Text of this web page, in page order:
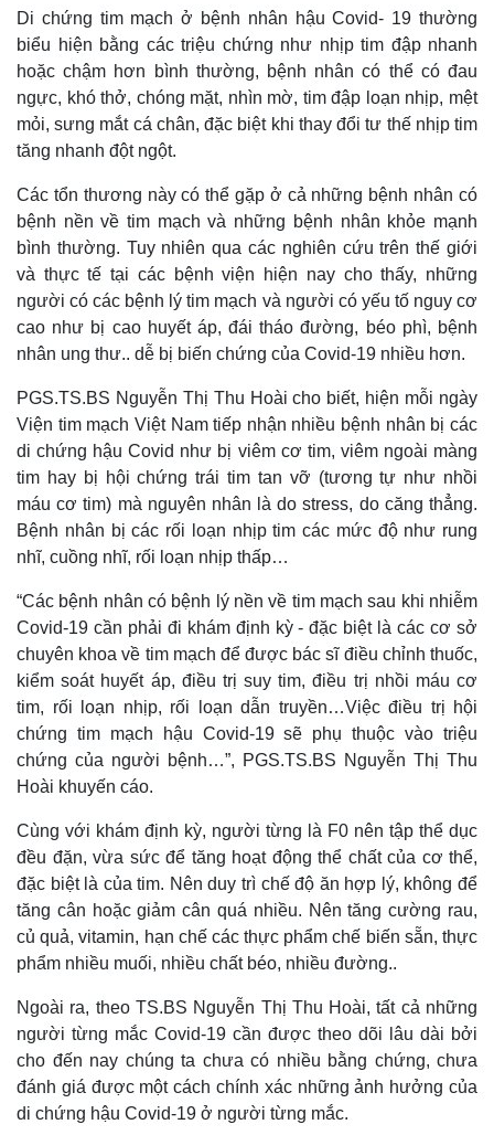
Kinh tế
Bất động sản
Thị trường
Giá vàng
Tỷ giá
Chứng khoán
Giá cà phê
Di chứng tim mạch ở bệnh nhân hậu Covid- 19 thường
biểu hiện bằng các triệu chứng như nhịp tim đập nhanh
hoặc chậm hơn bình thường, bệnh nhân có thể có đau
ngực, khó thở, chóng mặt, nhìn mờ, tim đập loạn nhịp, mệt
mỏi, sưng mắt cá chân, đặc biệt khi thay đổi tư thế nhịp tim
tăng nhanh đột ngột.
Các tổn thương này có thể gặp ở cả những bệnh nhân có
bệnh nền về tim mạch và những bệnh nhân khỏe mạnh
bình thường. Tuy nhiên qua các nghiên cứu trên thế giới
và thực tế tại các bệnh viện hiện nay cho thấy, những
người có các bệnh lý tim mạch và người có yếu tố nguy cơ
cao như bị cao huyết áp, đái tháo đường, béo phì, bệnh
nhân ung thư.. dễ bị biến chứng của Covid-19 nhiều hơn.
PGS.TS.BS Nguyễn Thị Thu Hoài cho biết, hiện mỗi ngày
Viện tim mạch Việt Nam tiếp nhận nhiều bệnh nhân bị các
di chứng hậu Covid như bị viêm cơ tim, viêm ngoài màng
tim hay bị hội chứng trái tim tan vỡ (tương tự như nhồi
máu cơ tim) mà nguyên nhân là do stress, do căng thẳng.
Bệnh nhân bị các rối loạn nhịp tim các mức độ như rung
nhĩ, cuồng nhĩ, rối loạn nhịp thấp…
“Các bệnh nhân có bệnh lý nền về tim mạch sau khi nhiễm
Covid-19 cần phải đi khám định kỳ - đặc biệt là các cơ sở
chuyên khoa về tim mạch để được bác sĩ điều chỉnh thuốc,
kiểm soát huyết áp, điều trị suy tim, điều trị nhồi máu cơ
tim, rối loạn nhịp, rối loạn dẫn truyền…Việc điều trị hội
chứng tim mạch hậu Covid-19 sẽ phụ thuộc vào triệu
chứng của người bệnh…”, PGS.TS.BS Nguyễn Thị Thu
Hoài khuyến cáo.
Cùng với khám định kỳ, người từng là F0 nên tập thể dục
đều đặn, vừa sức để tăng hoạt động thể chất của cơ thể,
đặc biệt là của tim. Nên duy trì chế độ ăn hợp lý, không để
tăng cân hoặc giảm cân quá nhiều. Nên tăng cường rau,
củ quả, vitamin, hạn chế các thực phẩm chế biến sẵn, thực
phẩm nhiều muối, nhiều chất béo, nhiều đường..
Ngoài ra, theo TS.BS Nguyễn Thị Thu Hoài, tất cả những
người từng mắc Covid-19 cần được theo dõi lâu dài bởi
cho đến nay chúng ta chưa có nhiều bằng chứng, chưa
đánh giá được một cách chính xác những ảnh hưởng của
di chứng hậu Covid-19 ở người từng mắc.